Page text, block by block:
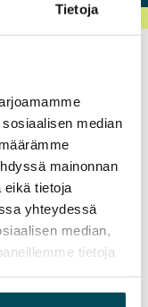
Tietoja
median
mainonnan
eikä tietoja
yhteydessä
median,
tietoja
olet antanut
kertoi
SATOn
-
10.9.2009.